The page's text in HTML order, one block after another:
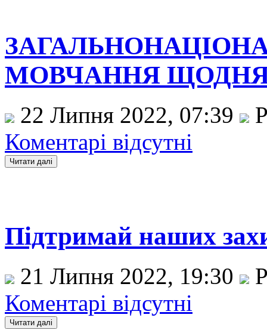
МОВЧАННЯ ЩОДНЯ
22 Липня 2022, 07:39
Коментарі відсутні
Підтримай наших
21 Липня 2022, 19:30
Коментарі відсутні